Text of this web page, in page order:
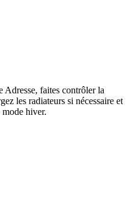
Adresse, faites contrôler la
les radiateurs si nécessaire et
hiver.